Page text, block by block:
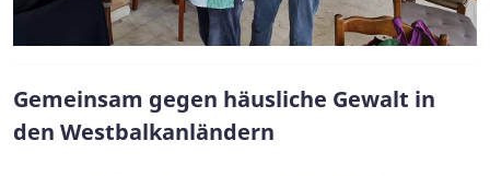
Gemeinsam gegen häusliche Gewalt in
den Westbalkanländern